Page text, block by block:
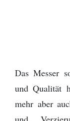
Das Messer
und Qualität
mehr aber